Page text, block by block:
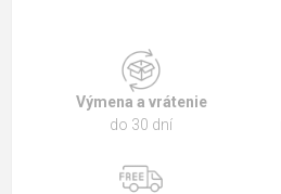
Výmena a vrátenie
do 30 dní